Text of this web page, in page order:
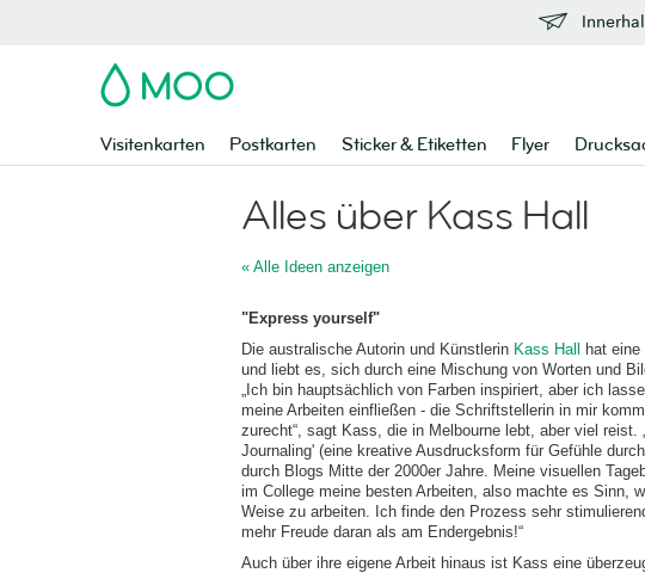
MOO
Visitenkarten Postkarten Sticker & Etiketten Flyer
Alles über Kass Hall
« Alle Ideen anzeigen
"Express yourself"
Die australische Autorin und Künstlerin Kass Hall
hat
und liebt es, sich durch eine Mischung von Worten und
„Ich bin hauptsächlich von Farben inspiriert, aber ich
meine Arbeiten einfließen - die Schriftstellerin in mir
zurecht“, sagt Kass, die in Melbourne lebt, aber viel reist.
Journaling' (eine kreative Ausdrucksform für Gefühle
durch Blogs Mitte der 2000er Jahre. Meine visuellen
im College meine besten Arbeiten, also machte es Sinn,
Weise zu arbeiten. Ich finde den Prozess sehr
mehr Freude daran als am Endergebnis!“
Auch über ihre eigene Arbeit hinaus ist Kass eine